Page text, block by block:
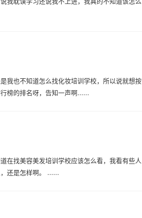
我也不知道怎么找化妆培训学校，所以说就想按
榜的排名呀，告知一声啊......
在找美容美发培训学校应该怎么看，我看有些人
还是怎样啊。 ......